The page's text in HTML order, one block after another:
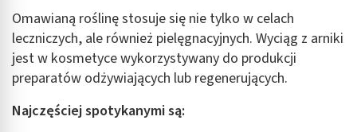
Omawianą roślinę stosuje się nie tylko w celach
leczniczych, ale również pielęgnacyjnych. Wyciąg z arniki
jest w kosmetyce wykorzystywany do produkcji
preparatów odżywiających lub regenerujących.
Najczęściej spotykanymi są:
Rozumienie odbiorców dzięki statystyce lub
kombinacji danych z różnych źródeł
Rozwój i ulepszanie usług
Wykorzystywanie ograniczonych danych do
wyboru treści